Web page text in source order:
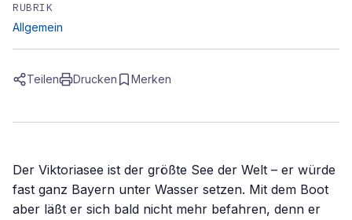
RUBRIK
Allgemein
Teilen Drucken Merken
Der Viktoriasee ist der größte See der Welt – er würde
fast ganz Bayern unter Wasser setzen. Mit dem Boot
aber läßt er sich bald nicht mehr befahren, denn er